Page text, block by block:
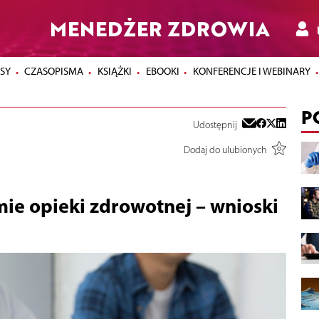
MENEDŻER ZDROWIA
CZASOPISMA KSIĄŻKI EBOOKI KONFERENCJE I WEBINARY
Udostępnij
Dodaj do ulubionych
opieki zdrowotnej – wnioski